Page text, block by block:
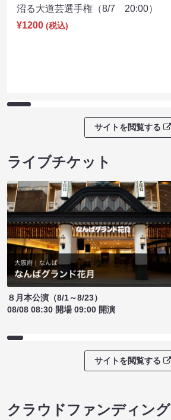
沼る大道芸選手権（8/7 20:00）
¥1200 (税込)
サイトを閲覧する
ライブチケット
８月本公演（8/1～8/23）
08/08 08:30 開場 09:00 開演
サイトを閲覧する
クラウドファンディング